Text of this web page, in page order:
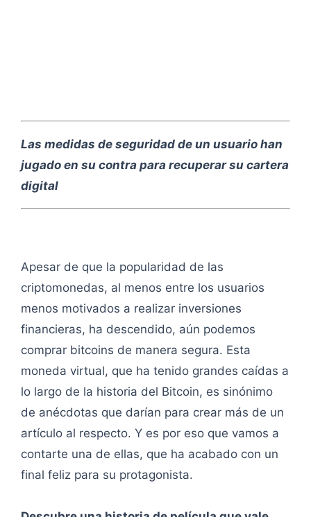
Las medidas de seguridad de un usuario han
jugado en su contra para recuperar su cartera
digital
Apesar de que la popularidad de las
criptomonedas, al menos entre los usuarios
menos motivados a realizar inversiones
financieras, ha descendido, aún podemos
comprar bitcoins de manera segura. Esta
moneda virtual, que ha tenido grandes caídas a
lo largo de la historia del Bitcoin, es sinónimo
de anécdotas que darían para crear más de un
artículo al respecto. Y es por eso que vamos a
contarte una de ellas, que ha acabado con un
final feliz para su protagonista.